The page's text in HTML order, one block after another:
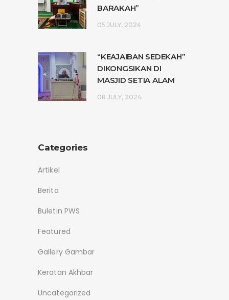
BARAKAH”
05 JULY, 2024
“KEAJAIBAN SEDEKAH”
DIKONGSIKAN DI
MASJID SETIA ALAM
08 JULY, 2024
Categories
Artikel
Berita
Buletin PWS
Featured
Gallery Gambar
Keratan Akhbar
Uncategorized